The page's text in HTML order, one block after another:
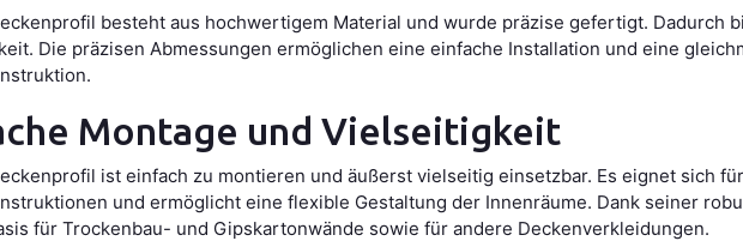
besteht aus hochwertigem Material und wurde präzise gefertigt. Dadurch
Die präzisen Abmessungen ermöglichen eine einfache Installation und eine
Montage und Vielseitigkeit
ist einfach zu montieren und äußerst vielseitig einsetzbar. Es eignet sich
und ermöglicht eine flexible Gestaltung der Innenräume. Dank seiner
für Trockenbau- und Gipskartonwände sowie für andere Deckenverkleidungen.